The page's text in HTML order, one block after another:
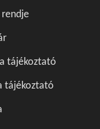
rendje
tájékoztató
tájékoztató